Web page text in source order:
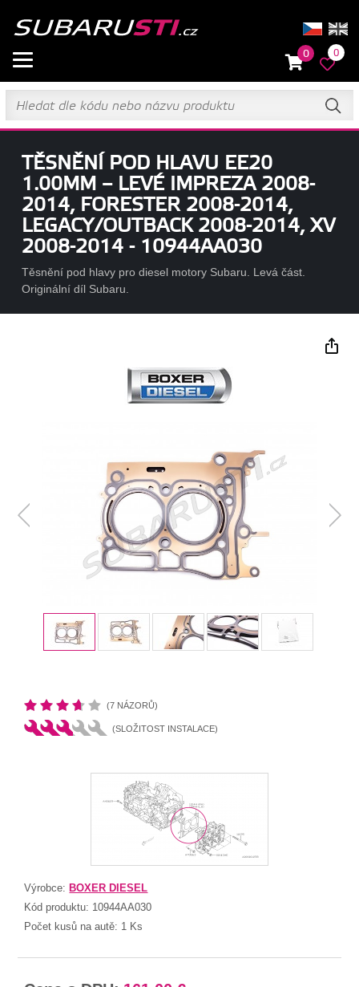
0 0
TĚSNĚNÍ POD HLAVU EE20
1.00MM – LEVÉ IMPREZA 2008-
2014, FORESTER 2008-2014,
LEGACY/OUTBACK 2008-2014, XV
2008-2014 - 10944AA030
Těsnění pod hlavy pro diesel motory Subaru. Levá část.
Originální díl Subaru.
(7 NÁZORŮ)
(SLOŽITOST INSTALACE)
Výrobce:BOXER DIESEL
Kód produktu: 10944AA030
Počet kusů na autě: 1 Ks